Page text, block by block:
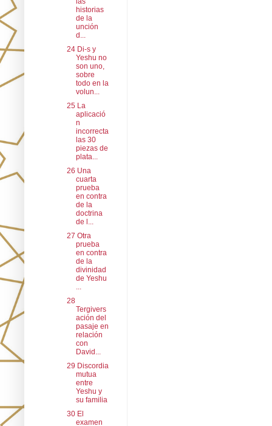
historias
de la
unción
d...
24 Di-s y
Yeshu no
son uno,
sobre
todo en la
volun...
25 La
aplicació
n
incorrecta
las 30
piezas de
plata...
26 Una
cuarta
prueba
en contra
de la
doctrina
de l...
27 Otra
prueba
en contra
de la
divinidad
de Yeshu
...
28
Tergivers
ación del
pasaje en
relación
con
David...
29 Discordia
mutua
entre
Yeshu y
su familia
30 El
examen